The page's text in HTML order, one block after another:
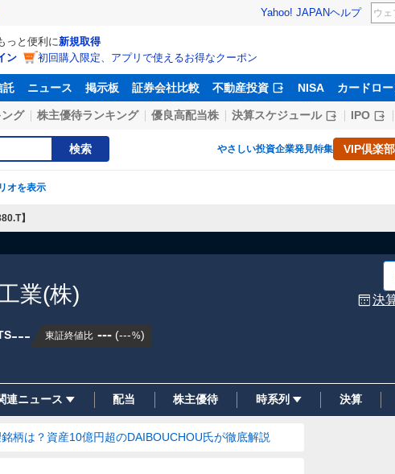
Yahoo! JAPANヘルプ
っと便利に新規取得
ン
初回購入限定、アプリで使えるお得なクーポン
託 ニュース 掲示板 証券会社比較 不動産投資 NISA カードロ
グ 株主優待ランキング 優良高配当株 決算スケジュール IPO
検索 やさしい投資企業発見特集 VIP倶楽
オを表示
】
業(株) 決
--- 東証終値比 --- (---%)
連ニュース 配当 株主優待 時系列 決算
柄は？資産10億円超のDAIBOUCHOU氏が徹底解説